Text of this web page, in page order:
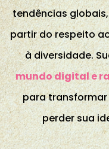
tendências
partir do respeito
à diversidade.
mundo digital e
para
perder sua